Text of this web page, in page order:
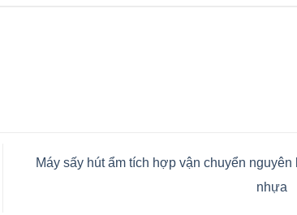
Máy sấy hút ẩm tích hợp vận chuyển nguyên
nhựa